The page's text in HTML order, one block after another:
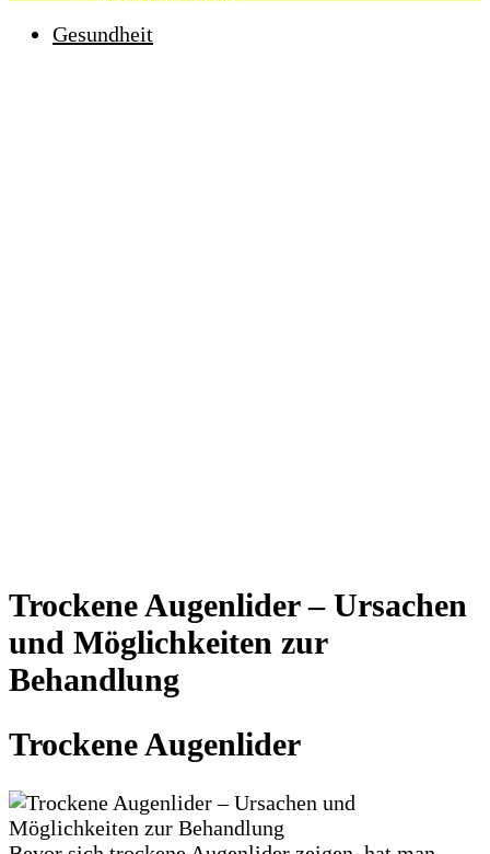
Gesundheit
Trockene Augenlider – Ursachen
und Möglichkeiten zur
Behandlung
Trockene Augenlider